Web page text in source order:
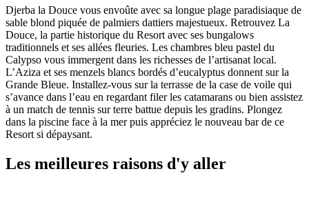
Djerba la Douce vous envoûte avec sa longue plage paradisiaque de
sable blond piquée de palmiers dattiers majestueux. Retrouvez La
Douce, la partie historique du Resort avec ses bungalows
traditionnels et ses allées fleuries. Les chambres bleu pastel du
Calypso vous immergent dans les richesses de l’artisanat local.
L’Aziza et ses menzels blancs bordés d’eucalyptus donnent sur la
Grande Bleue. Installez-vous sur la terrasse de la case de voile qui
s’avance dans l’eau en regardant filer les catamarans ou bien assistez
à un match de tennis sur terre battue depuis les gradins. Plongez
dans la piscine face à la mer puis appréciez le nouveau bar de ce
Resort si dépaysant.
Les meilleures raisons d'y aller